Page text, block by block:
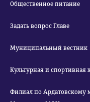
Общественное питание
Задать вопрос Главе
Муниципальный вестник
Культурная и спортивная
Филиал по Ардатовскому